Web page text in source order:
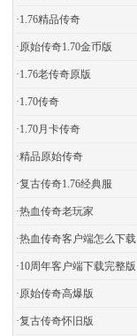
·​1.76精品传奇
·原始传奇1.70金币版
·1.76老传奇原版
·1.70传奇
·1.70月卡传奇
·精品原始传奇
·复古传奇1.76经典服
·热血传奇老玩家
·热血传奇客户端怎么下载
·10周年客户端下载完整版
·原始传奇高爆版
·复古传奇怀旧版